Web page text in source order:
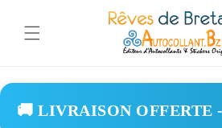
content
🚚 LIVRAISON OFFERTE -